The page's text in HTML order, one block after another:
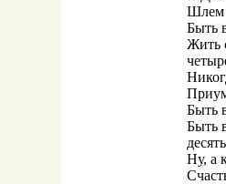
Шлем
Быть
Жить
Быть
Быть
Ну, а